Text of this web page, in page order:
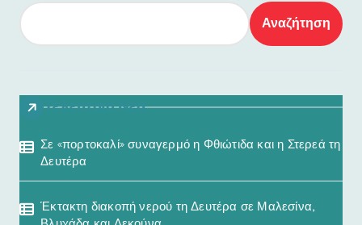
Αναζήτηση
Τελευταία Νέα
Σε «πορτοκαλί» συναγερμό η Φθιώτιδα και η Στερεά τη
Δευτέρα
Έκτακτη διακοπή νερού τη Δευτέρα σε Μαλεσίνα,